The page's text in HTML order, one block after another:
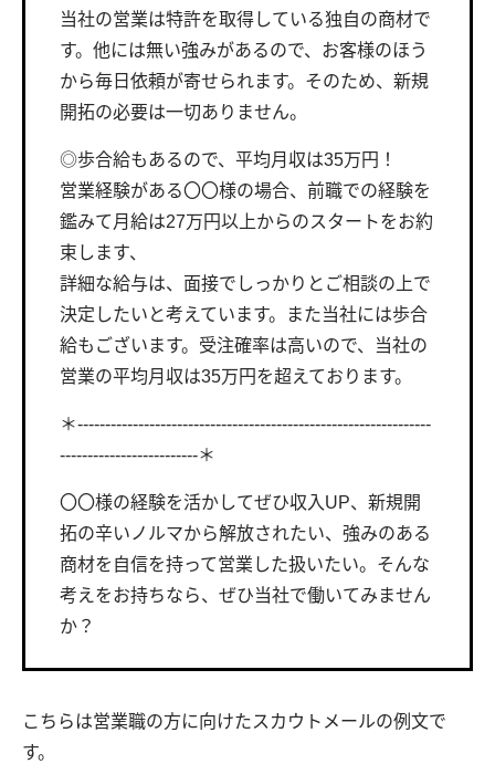
当社の営業は特許を取得している独自の商材で
す。他には無い強みがあるので、お客様のほう
から毎日依頼が寄せられます。そのため、新規
開拓の必要は一切ありません。
◎歩合給もあるので、平均月収は35万円！
営業経験がある〇〇様の場合、前職での経験を
鑑みて月給は27万円以上からのスタートをお約
束します、
詳細な給与は、面接でしっかりとご相談の上で
決定したいと考えています。また当社には歩合
給もございます。受注確率は高いので、当社の
営業の平均月収は35万円を超えております。
＊----------------------------------------------------------------
-------------------------＊
〇〇様の経験を活かしてぜひ収入UP、新規開
拓の辛いノルマから解放されたい、強みのある
商材を自信を持って営業した扱いたい。そんな
考えをお持ちなら、ぜひ当社で働いてみません
か？
こちらは営業職の方に向けたスカウトメールの例文で
す。